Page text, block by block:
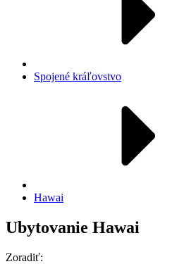
Spojené kráľovstvo
Hawai
Ubytovanie Hawai
Zoradiť: